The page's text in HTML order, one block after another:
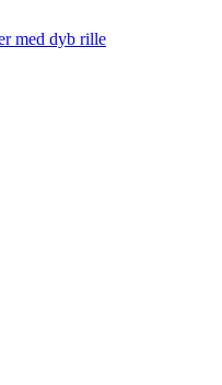
med dyb rille